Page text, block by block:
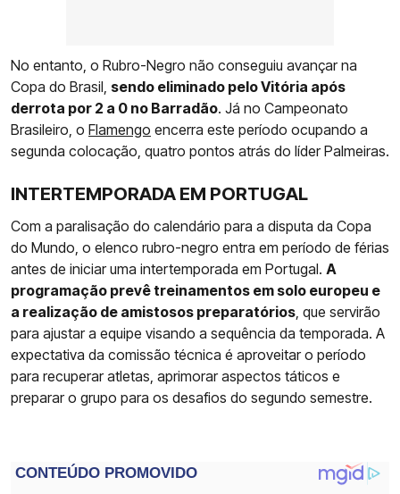
No entanto, o Rubro-Negro não conseguiu avançar na
Copa do Brasil, sendo eliminado pelo Vitória após
derrota por 2 a 0 no Barradão. Já no Campeonato
Brasileiro, o Flamengo encerra este período ocupando a
segunda colocação, quatro pontos atrás do líder Palmeiras.
INTERTEMPORADA EM PORTUGAL
Com a paralisação do calendário para a disputa da Copa
do Mundo, o elenco rubro-negro entra em período de férias
antes de iniciar uma intertemporada em Portugal. A
programação prevê treinamentos em solo europeu e
a realização de amistosos preparatórios , que servirão
para ajustar a equipe visando a sequência da temporada. A
expectativa da comissão técnica é aproveitar o período
para recuperar atletas, aprimorar aspectos táticos e
preparar o grupo para os desafios do segundo semestre.